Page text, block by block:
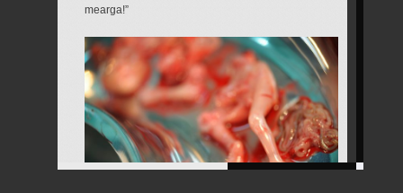
mearga!”